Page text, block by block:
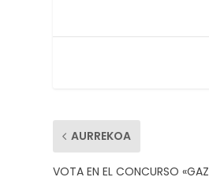
AURREKOA
VOTA EN EL CONCURSO